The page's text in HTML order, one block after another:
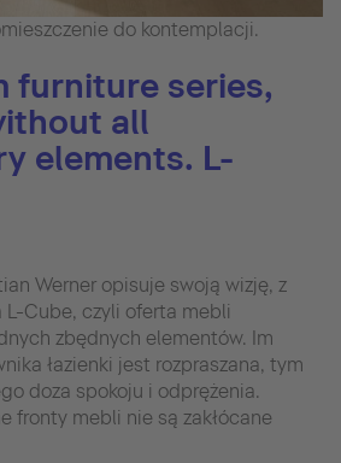
do kontemplacji.
furniture series,
all
elements. L-
Werner opisuje swoją wizję, z
L-Cube, czyli oferta mebli
zbędnych elementów. Im
łazienki jest rozpraszana, tym
doza spokoju i odprężenia.
fronty mebli nie są zakłócane